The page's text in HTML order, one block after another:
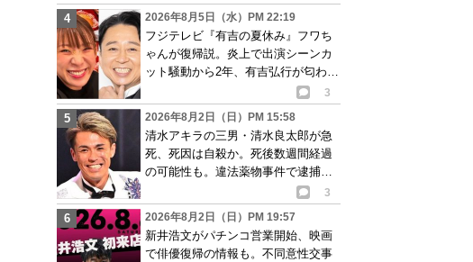
2026年8月5日（水）PM 22:19
フジテレビ『有吉の夏休み』フワち
ゃんが復帰説。炎上で出演シーンカ
ット騒動から2年、有吉弘行が匂わせ
3
2026年8月2日（日）PM 15:58
清水アキラの三男・清水良太郎が急
死、死因は自殺か。死後数週間経過
の可能性も。違法薬物事件で逮捕、
3
2026年8月2日（日）PM 19:57
新井浩文がパチンコ営業開始、映画
で俳優復帰の情報も。不同意性交事